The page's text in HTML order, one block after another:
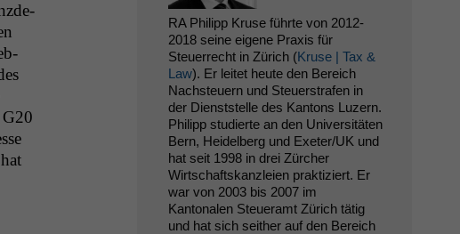
G20
RA Philipp Kruse führte von 2012-
2018 seine eigene Praxis für
Steuerrecht in Zürich (Kruse | Tax &
Law). Er leitet heute den Bereich
Nachsteuern und Steuerstrafen in
der Dienststelle des Kantons Luzern.
Philipp studierte an den Universitäten
Bern, Heidelberg und Exeter/UK und
hat seit 1998 in drei Zürcher
Wirtschaftskanzleien praktiziert. Er
war von 2003 bis 2007 im
Kantonalen Steueramt Zürich tätig
und hat sich seither auf den Bereich